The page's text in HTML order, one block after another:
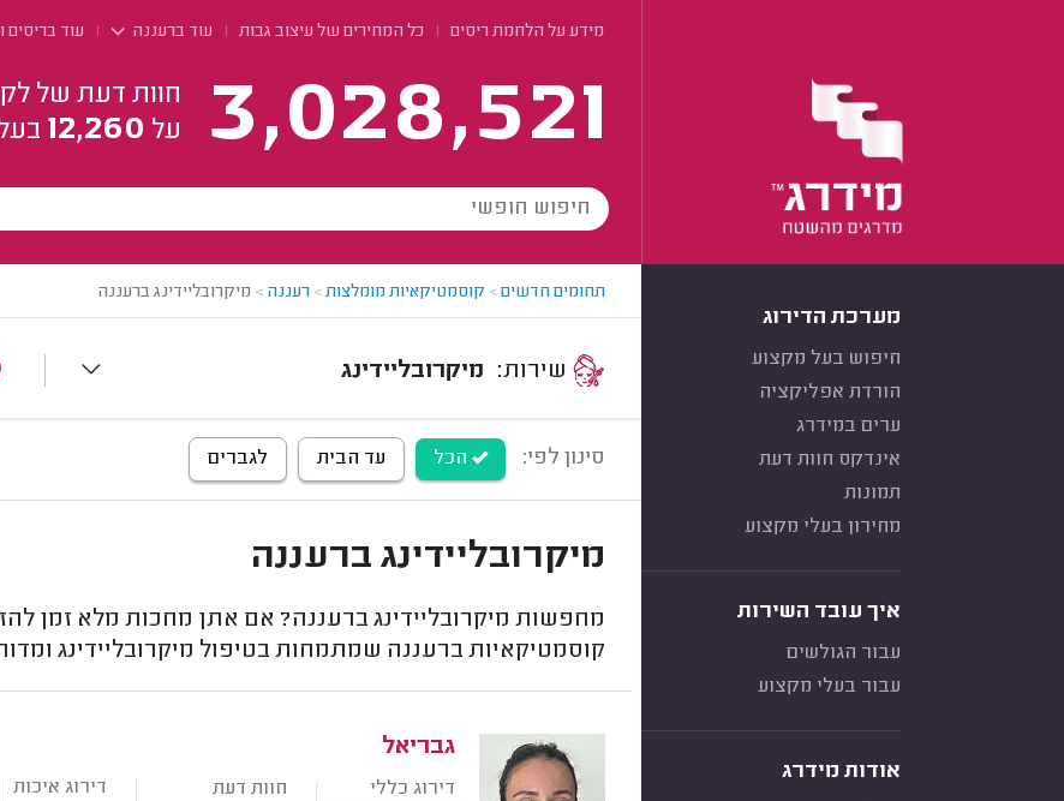
מידע על הלחמת ריסים כל המחירים של עיצוב גבות עוד ברעננה עוד בריסים
3,028,521
חוות דעת של
על 12,260
מערכת הדירוג
חיפוש בעל מקצוע
הורדת אפליקציה
ערים במידרג
אינדקס חוות דעת
תמונות
מחירון בעלי מקצוע
איך עובד השירות
עבור הגולשים
עבור בעלי מקצוע
אודות מידרג
תחומים חדשים> קוסמטיקאיות מומלצות> רעננה > מיקרובליידינג ברעננה
מיקרובליידינג
סינון לפי: הכל עד הבית לגברים
מיקרובליידינג ברעננה
מחפשות מיקרובליידינג ברעננה? אם אתן מחכות מלא זמן
קוסמטיקאיות ברעננה שמתמחות בטיפול מיקרובליידינג
גבריאל
דירוג כללי חוות דעת דירוג איכות